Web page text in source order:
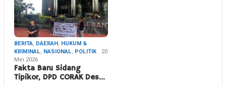
BERITA, DAERAH, HUKUM &
KRIMINAL, NASIONAL, POLITIK
20
Mei 2026
Fakta Baru Sidang
Tipikor, DPD CORAK Des…